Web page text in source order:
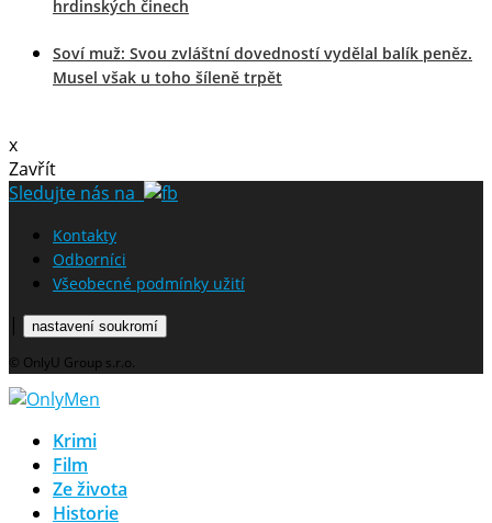
hrdinských činech
Soví muž: Svou zvláštní dovedností vydělal balík peněz.
Musel však u toho šíleně trpět
x
Zavřít
Sledujte nás na
Kontakty
Odborníci
Všeobecné podmínky užití
| nastavení soukromí
© OnlyU Group s.r.o.
Krimi
Film
Ze života
Historie